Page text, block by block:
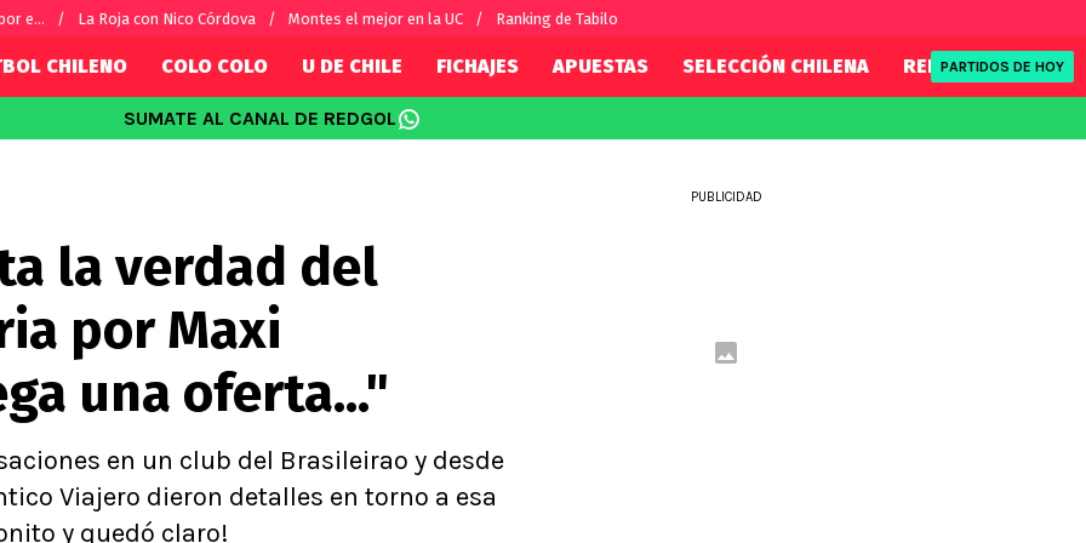
e... La Roja con Nico Córdova Montes el mejor en la UC Ranking de Tabilo
por el mundo
Fútbol Argentino
Fútbol Brasileño
CHILENO COLO COLO U DE CHILE FICHAJES APUESTAS SELECCIÓN CHILENA REDSPORT
PARTIDOS DE HOY
SUMATE AL CANAL DE REDGOL
la verdad del
por Maxi
una oferta..."
en un club del Brasileirao y desde
Viajero dieron detalles en torno a esa
y quedó claro!
PUBLICIDAD